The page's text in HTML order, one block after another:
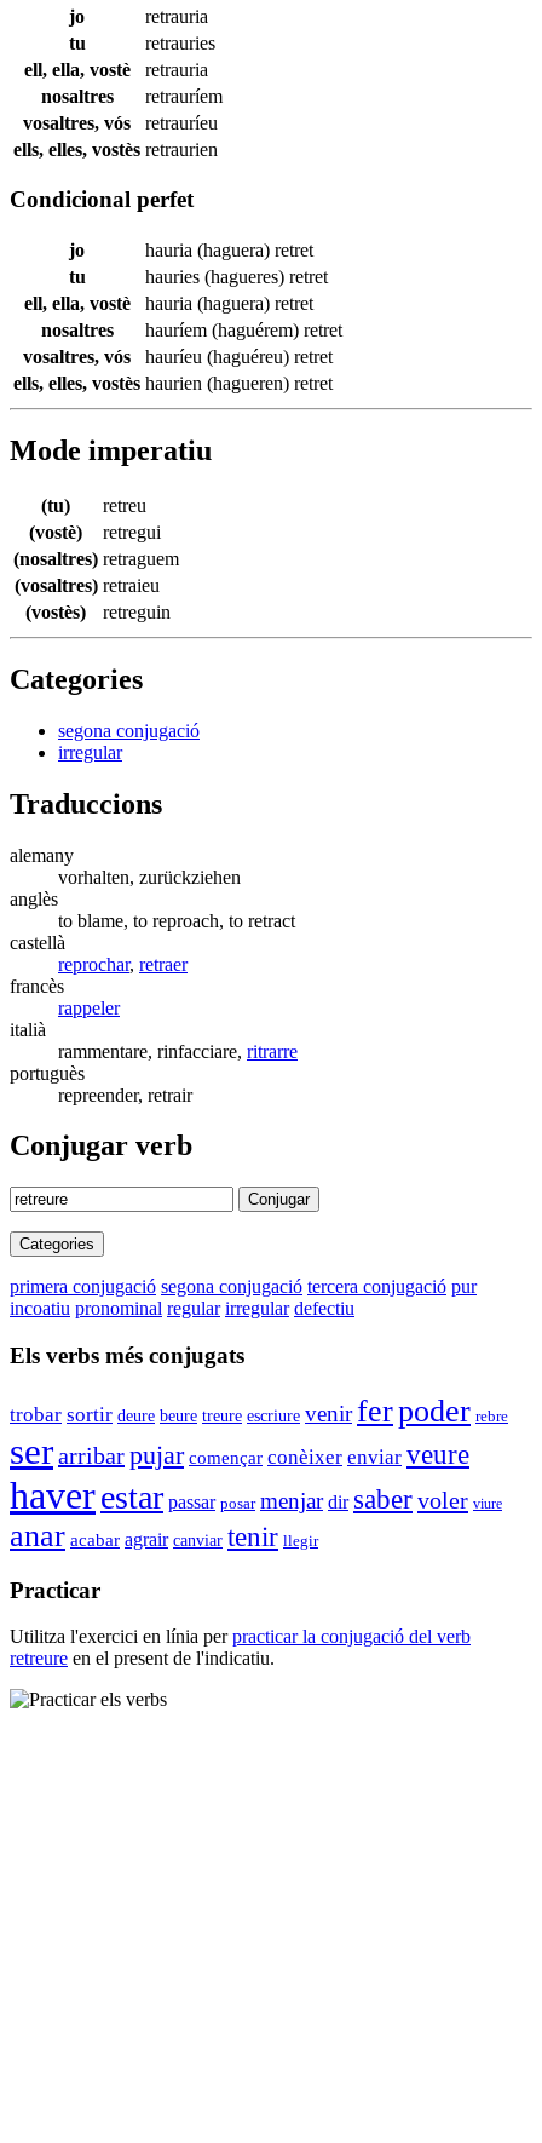
jo
retrauria
tu
retrauries
ell, ella, vostè
retrauria
nosaltres
retrauríem
vosaltres, vós
retrauríeu
ells, elles, vostès retraurien
Condicional perfet
jo hauria (haguera) retret
tu
hauries (hagueres) retret
ell, ella, vostè
hauria (haguera) retret
nosaltres
hauríem (haguérem) retret
vosaltres, vós
hauríeu (haguéreu) retret
ells, elles, vostès haurien (hagueren) retret
Mode imperatiu
(tu)
retreu
(vostè)
retregui
(nosaltres) retraguem
(vosaltres) retraieu
(vostès)
retreguin
Categories
segona conjugació
irregular
Traduccions
alemany
vorhalten, zurückziehen
anglès
to blame, to reproach, to retract
castellà
reprochar, retraer
francès
rappeler
italià
rammentare, rinfacciare, ritrarre
portuguès
repreender, retrair
Conjugar verb
Conjugar
Categories
primera conjugació segona conjugació tercera conjugació pur
incoatiu pronominal regular irregular defectiu
Els verbs més conjugats
trobar sortir deure beure treure escriure venirferpoder rebre
serarribarpujar començar conèixer enviar veure
haverestar passar posar menjar dir sabervoler viure
anar acabar agrair canviar tenir llegir
Practicar
Utilitza l'exercici en línia perpracticar la conjugació del verb
retreure en el present de l'indicatiu.